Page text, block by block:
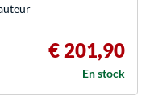
€ 201,90
En stock